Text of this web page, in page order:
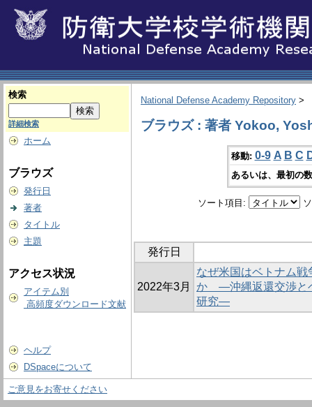
検索
詳細検索
ホーム
ブラウズ
発行日
著者
タイトル
主題
アクセス状況
アイテム別
高頻度ダウンロード文献
ヘルプ
DSpaceについて
National Defense Academy Repository >
ブラウズ : 著者 Yokoo,
移動: 0-9 A B C
あるいは、最初の
ソート項目:
発行日
2022年3月
なぜ米国はベトナム
か ―沖縄返還交渉と
研究―
ご意見をお寄せください